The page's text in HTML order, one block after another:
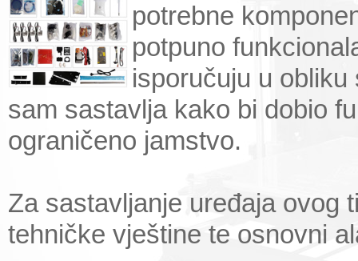
potrebne
potpuno
isporučuju u
sam sastavlja kako bi dobio
ograničeno jamstvo.
Za sastavljanje uređaja ovog
tehničke vještine te osnovni